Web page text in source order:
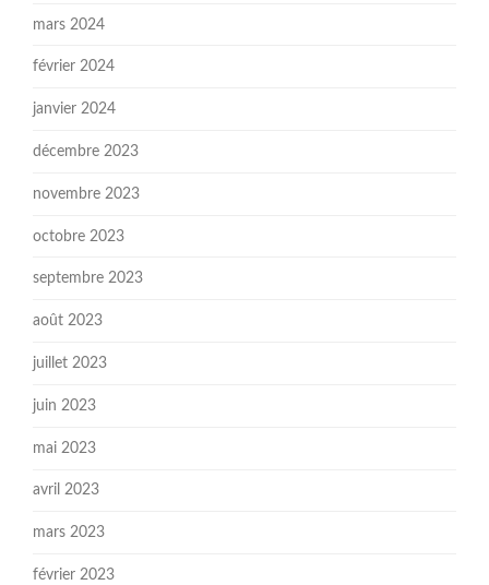
mars 2024
février 2024
janvier 2024
décembre 2023
novembre 2023
octobre 2023
septembre 2023
août 2023
juillet 2023
juin 2023
mai 2023
avril 2023
mars 2023
février 2023